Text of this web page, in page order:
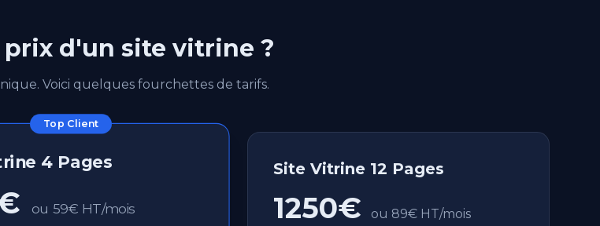
prix d'un site vitrine ?
Voici quelques fourchettes de tarifs.
Top Client
4 Pages
ou 59€ HT/mois
Site Vitrine 12 Pages
1250€ ou 89€ HT/mois